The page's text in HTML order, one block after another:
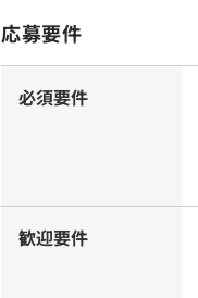
応募要件
必須要件
歓迎要件